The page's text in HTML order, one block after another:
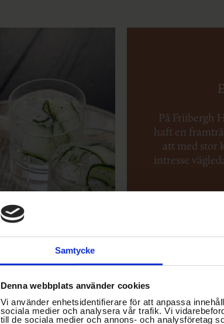
Samtycke
Denna webbplats använder cookies
Vi använder enhetsidentifierare för att anpassa
sociala medier och analysera vår trafik. Vi
till de sociala medier och annons- och analysföretag
På Friibergh
haft en
att med stor
intresse